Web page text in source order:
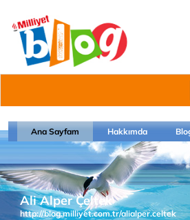
Ana Sayfam Hakkımda
Ali Alper Çeltek
http://blog.milliyet.com.tr/alialper.celtek